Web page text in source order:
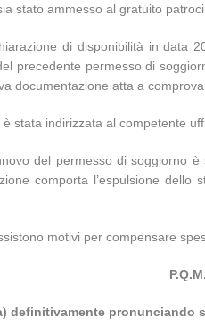
stato ammesso al gratuito
di disponibilità in data
precedente permesso di
documentazione atta a
stata indirizzata al competente
del permesso di soggiorno
comporta l’espulsione
motivi per compensare
P.Q.M.
definitivamente pronunciando